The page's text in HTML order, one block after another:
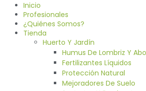
Inicio
Profesionales
¿Quiénes Somos?
Tienda
Huerto Y Jardín
Humus De Lombriz Y
Fertilizantes Líquidos
Protección Natural
Mejoradores De Suelo